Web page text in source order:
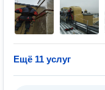
Ещё 11 услуг